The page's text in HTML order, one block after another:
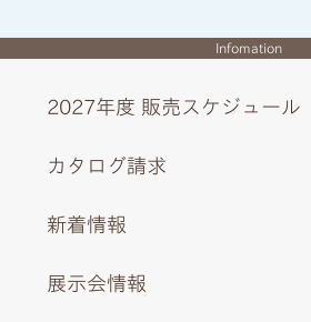
Infomation
2027年度 販売スケジュール
カタログ請求
新着情報
展示会情報